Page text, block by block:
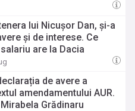
lui Nicușor Dan, și-a
și de interese. Ce
are la Dacia
de avere a
amendamentului AUR.
Grădinaru